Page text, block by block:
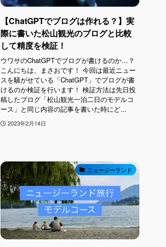
【ChatGPTでブログは作れる？】実
際に書いた松山観光のブログと比較
して精度を検証！
ウワサのChatGPTでブログが書けるのか…？
こんにちは、まさおです！ 今回は最近ニュー
スを騒がせている「ChatGPT」でブログが書
けるのか検証を行います！ 検証方法は先日投
稿したブログ「松山観光一泊二日のモデルコ
ース」と同じ内容の記事を書いた時にど...
2023年2月14日
ニュージーランド